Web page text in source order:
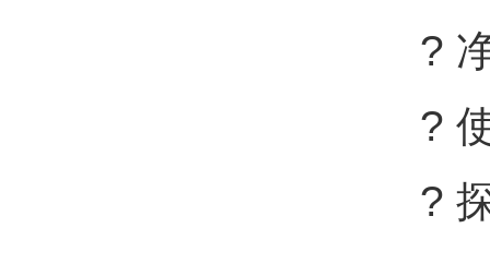
?
?
?